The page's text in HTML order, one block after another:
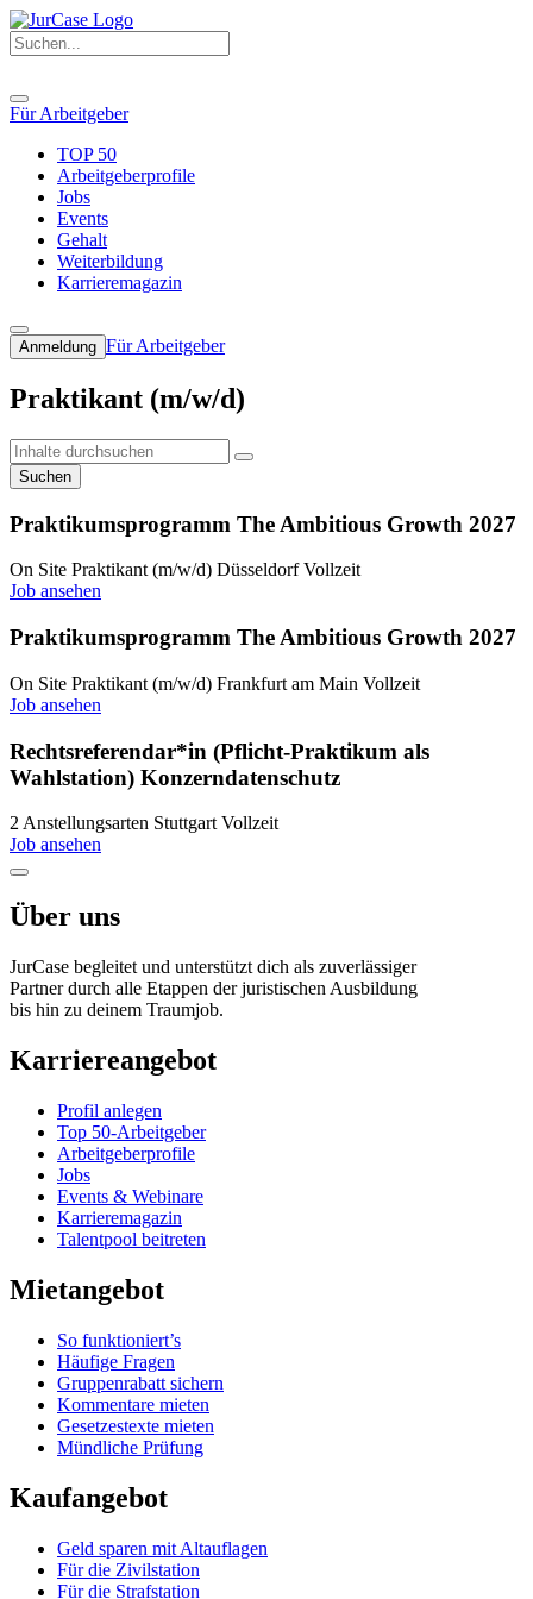
Für Arbeitgeber
TOP 50
Arbeitgeberprofile
Jobs
Events
Gehalt
Weiterbildung
Karrieremagazin
Anmeldung Für Arbeitgeber
Praktikant (m/w/d)
Suchen
Praktikumsprogramm The Ambitious Growth 2027
On Site Praktikant (m/w/d) Düsseldorf Vollzeit
Job ansehen
Praktikumsprogramm The Ambitious Growth 2027
On Site Praktikant (m/w/d) Frankfurt am Main Vollzeit
Job ansehen
Rechtsreferendar*in (Pflicht-Praktikum als
Wahlstation) Konzerndatenschutz
2 Anstellungsarten Stuttgart Vollzeit
Job ansehen
Über uns
JurCase begleitet und unterstützt dich als zuverlässiger
Partner durch alle Etappen der juristischen Ausbildung
bis hin zu deinem Traumjob.
Karriereangebot
Profil anlegen
Top 50-Arbeitgeber
Arbeitgeberprofile
Jobs
Events & Webinare
Karrieremagazin
Talentpool beitreten
Mietangebot
So funktioniert’s
Häufige Fragen
Gruppenrabatt sichern
Kommentare mieten
Gesetzestexte mieten
Mündliche Prüfung
Kaufangebot
Geld sparen mit Altauflagen
Für die Zivilstation
Für die Strafstation